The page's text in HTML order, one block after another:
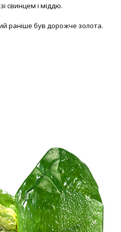
свинцем і міддю.
раніше був дорожче золота.